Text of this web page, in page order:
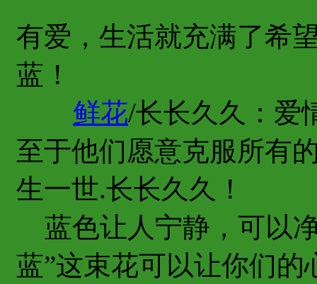
有爱，生活就充满了希
蓝！
鲜花/长长久久：爱
至于他们愿意克服所有
生一世.长长久久！
蓝色让人宁静，可以
蓝”这束花可以让你们